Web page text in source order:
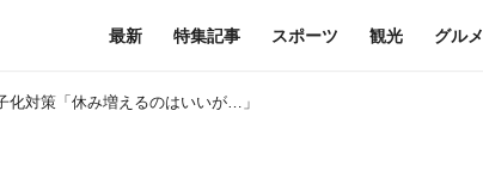
最新 特集記事 スポーツ 観光 グルメ
化対策「休み増えるのはいいが…」